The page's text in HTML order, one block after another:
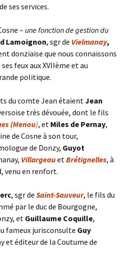
ses services.
– une fonction de gestion du
Lamoignon, sgr de Vielmanay,
donziaise que nous connaissons
feux aux XVIIème et au
politique.
du comte Jean étaientJean
très dévouée, dont le fils
(Menou), et Miles de Pernay,
de Cosne à son tour,
de Donzy, Guyot
VillargeauetBrétignelles, à
venu en renfort.
, sgr de Saint-Sauveur, le fils du
par le duc de Bourgogne,
et Guillaume Coquille,
fameux jurisconsulte Guy
et éditeur de la Coutume de